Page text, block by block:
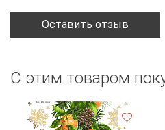
Оставить отзыв
С этим товаром